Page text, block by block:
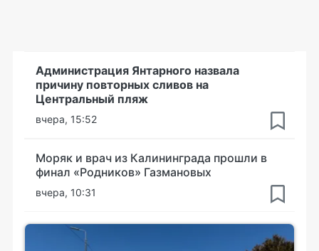
Администрация Янтарного назвала
причину повторных сливов на
Центральный пляж
вчера, 15:52
Моряк и врач из Калининграда прошли в
финал «Родников» Газмановых
вчера, 10:31